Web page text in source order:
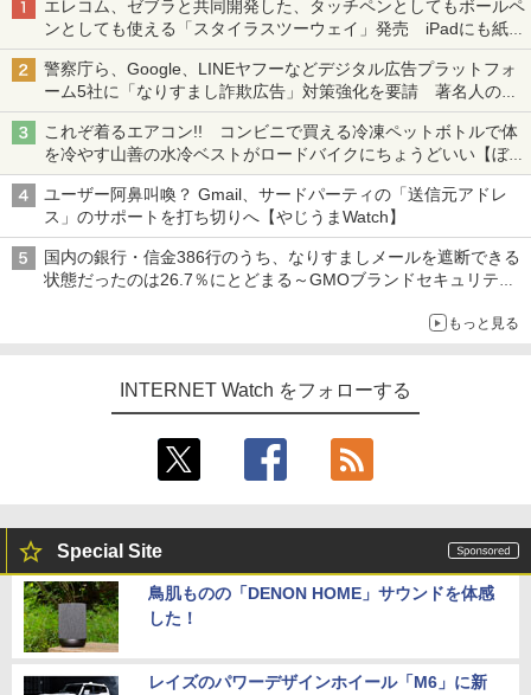
エレコム、ゼブラと共同開発した、タッチペンとしてもボールペ
ンとしても使える「スタイラスツーウェイ」発売 iPadにも紙に
も、持ち替えずに書き込める
警察庁ら、Google、LINEヤフーなどデジタル広告プラットフォ
ーム5社に「なりすまし詐欺広告」対策強化を要請 著名人の写
真や映像を使った投資詐欺などへの対策として
これぞ着るエアコン!! コンビニで買える冷凍ペットボトルで体
を冷やす山善の水冷ベストがロードバイクにちょうどいい【ぼっ
ち・ざ・ろーど！その14】【空いた時間でなにしてる？】
ユーザー阿鼻叫喚？ Gmail、サードパーティの「送信元アドレ
ス」のサポートを打ち切りへ【やじうまWatch】
国内の銀行・信金386行のうち、なりすましメールを遮断できる
状態だったのは26.7％にとどまる～GMOブランドセキュリティ
もっと見る
INTERNET Watch をフォローする
Special Site
鳥肌ものの「DENON HOME」サウンドを体感
した！
レイズのパワーデザインホイール「M6」に新